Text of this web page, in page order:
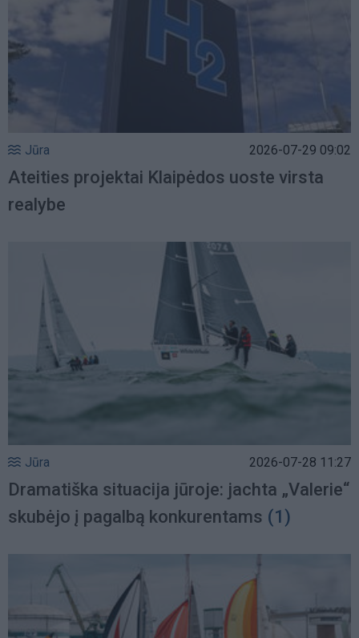
Jūra 2026-07-29 09:02
Ateities projektai Klaipėdos uoste virsta
realybe
Jūra 2026-07-28 11:27
Dramatiška situacija jūroje: jachta „Valerie“
skubėjo į pagalbą konkurentams (1)